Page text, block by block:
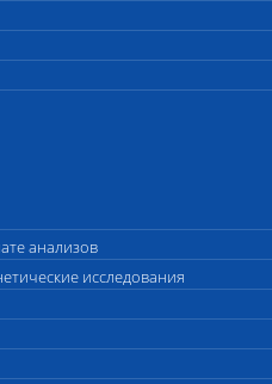
анализов
исследования